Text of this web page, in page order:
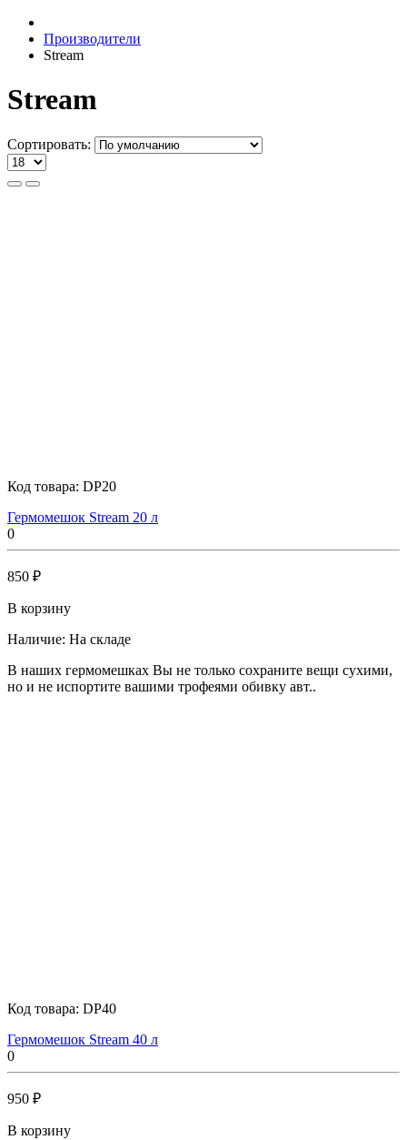
Производители
Stream
Stream
Сортировать:
Код товара: DP20
Гермомешок Stream 20 л
0
850 ₽
В корзину
Наличие: На складе
В наших гермомешках Вы не только сохраните вещи сухими,
но и не испортите вашими трофеями обивку авт..
Код товара: DP40
Гермомешок Stream 40 л
0
950 ₽
В корзину